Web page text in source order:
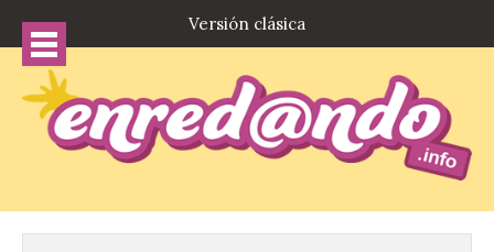
Versión clásica